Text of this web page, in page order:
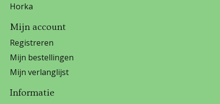
Horka
Mijn account
Registreren
Mijn bestellingen
Mijn verlanglijst
Informatie